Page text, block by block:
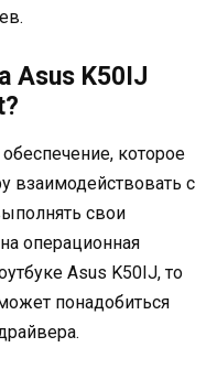
Asus K50IJ
которое
взаимодействовать с
свои
операционная
Asus K50IJ, то
понадобиться